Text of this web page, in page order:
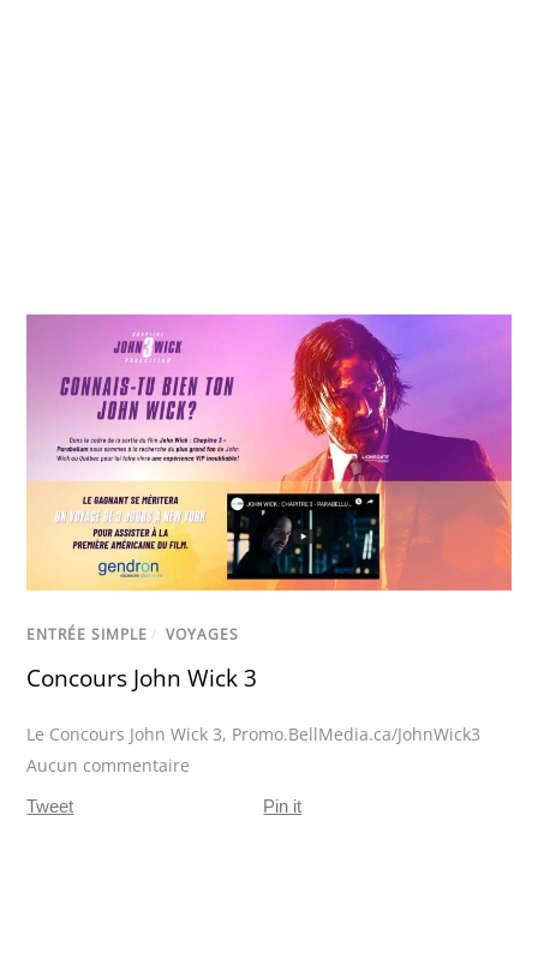
ENTRÉE SIMPLE / VOYAGES
Concours John Wick 3
Le Concours John Wick 3, Promo.BellMedia.ca/JohnWick3
Aucun commentaire
Tweet Pin it